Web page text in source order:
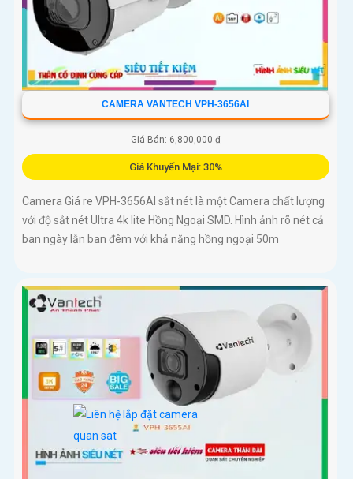
CAMERA VANTECH VPH-3656AI
Giá Bán: 6,800,000 ₫
Giá Khuyến Mại: 30%
Camera Giá re VPH-3656AI sắt nét là một Camera chất lượng
với độ sắt nét Ultra 4k lite Hồng Ngoại SMD. Hình ảnh rõ nét cả
ban ngày lẫn ban đêm với khả năng hồng ngoại 50m